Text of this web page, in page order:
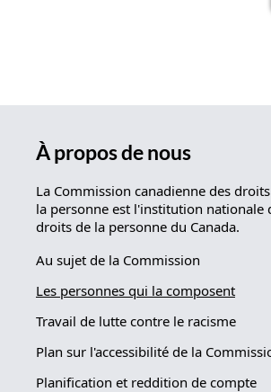
À propos de nous
La Commission canadienne des
la personne est l'institution nationale
droits de la personne du Canada.
Au sujet de la Commission
Les personnes qui la composent
Travail de lutte contre le racisme
Plan sur l'accessibilité de la
Planification et reddition de compte